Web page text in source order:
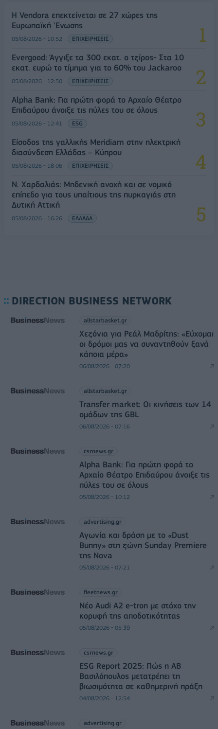
Η Vendora επεκτείνεται σε 27 χώρες της
Ευρωπαϊκή 'Ενωσης
05/08/2026 - 10:52 ΕΠΙΧΕΙΡΗΣΕΙΣ
Evergood: Άγγιξε τα 300 εκατ. ο τζίρος- Στα 10
εκατ. ευρώ το τίμημα για το 60% του Jackaroo
05/08/2026 - 12:50 ΕΠΙΧΕΙΡΗΣΕΙΣ
Alpha Bank: Για πρώτη φορά το Αρχαίο Θέατρο
Επιδαύρου άνοιξε τις πύλες του σε όλους
05/08/2026 - 12:41 ESG
Είσοδος της γαλλικής Meridiam στην ηλεκτρική
διασύνδεση Ελλάδας – Κύπρου
05/08/2026 - 18:06 ΕΠΙΧΕΙΡΗΣΕΙΣ
Ν. Χαρδαλιάς: Μηδενική ανοχή και σε νομικό
επίπεδο για τους υπαίτιους της πυρκαγιάς στη
Δυτική Αττική
05/08/2026 - 16:26 ΕΛΛΑΔΑ
DIRECTION BUSINESS NETWORK
allstarbasket.gr
Χεζόνια για Ρεάλ Μαδρίτης: «Εύχομαι
οι δρόμοι μας να συναντηθούν ξανά
κάποια μέρα»
06/08/2026 - 07:20
allstarbasket.gr
Transfer market: Οι κινήσεις των 14
ομάδων της GBL
06/08/2026 - 07:16
csrnews.gr
Alpha Bank: Για πρώτη φορά το
Αρχαίο Θέατρο Επιδαύρου άνοιξε τις
πύλες του σε όλους
05/08/2026 - 10:12
advertising.gr
Αγωνία και δράση με το «Dust
Bunny» στη ζώνη Sunday Premiere
της Nova
05/08/2026 - 07:21
fleetnews.gr
Νέο Audi A2 e-tron με στόχο την
κορυφή της αποδοτικότητας
05/08/2026 - 05:39
csrnews.gr
ESG Report 2025: Πώς η ΑΒ
Βασιλόπουλος μετατρέπει τη
βιωσιμότητα σε καθημερινή πράξη
04/08/2026 - 12:54
advertising.gr